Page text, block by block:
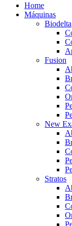
Home
Máquinas
Biodelta
Fusion
New
Stratos